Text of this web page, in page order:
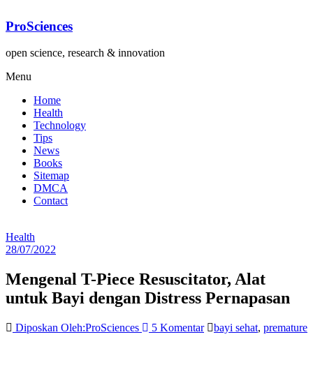
ke
konten
ProSciences
open science, research & innovation
Menu
Home
Health
Technology
Tips
News
Books
Sitemap
DMCA
Contact
Health
28/07/2022
Mengenal T-Piece Resuscitator, Alat
untuk Bayi dengan Distress Pernapasan
Diposkan Oleh:ProSciences 5 Komentar bayi sehat, premature